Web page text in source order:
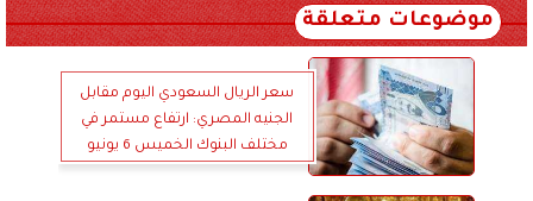
موضوعات متعلقة
سعر الريال السعودي اليوم مقابل
الجنيه المصري: ارتفاع مستمر في
مختلف البنوك الخميس 6 يونيو